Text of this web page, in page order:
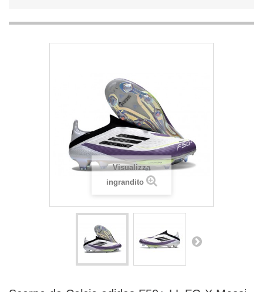
Visualizza
ingrandito